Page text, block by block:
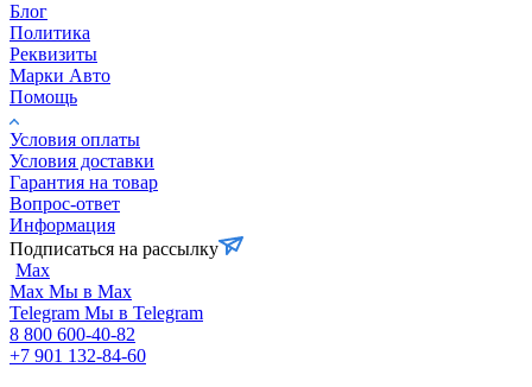
Блог
Политика
Реквизиты
Марки Авто
Помощь
Условия оплаты
Условия доставки
Гарантия на товар
Вопрос-ответ
Информация
Подписаться на рассылку
Max
Max Мы в Max
Telegram Мы в Telegram
8 800 600-40-82
+7 901 132-84-60